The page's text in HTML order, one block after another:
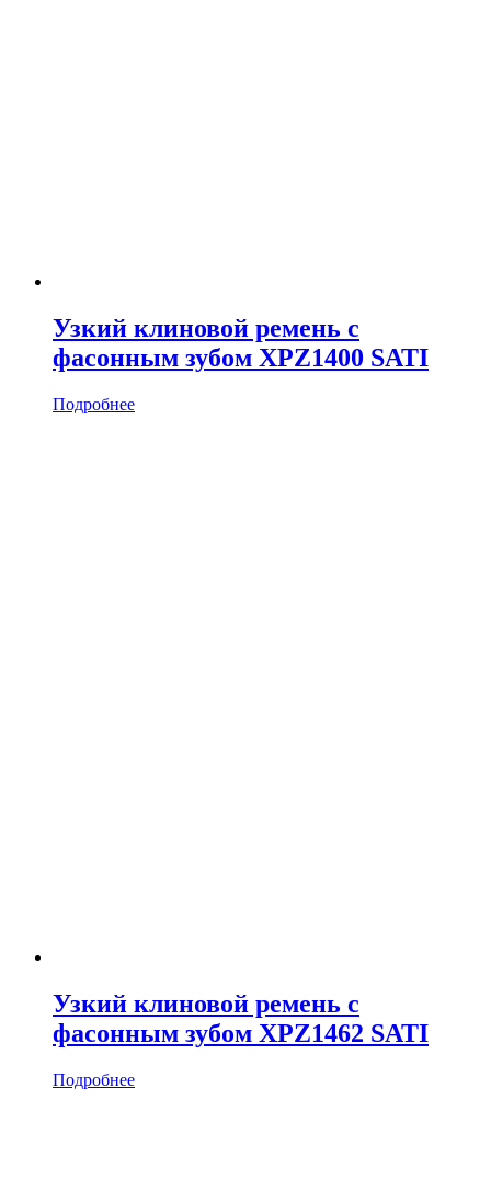
Узкий клиновой ремень с
фасонным зубом XPZ1400 SATI
Подробнее
Узкий клиновой ремень с
фасонным зубом XPZ1462 SATI
Подробнее